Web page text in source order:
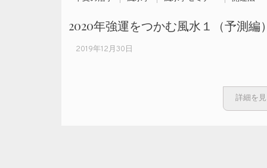
2020年強運をつかむ風水１（予測編
2019年12月30日
詳細を